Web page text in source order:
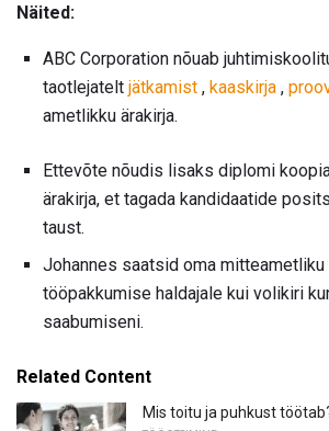
Näited:
ABC Corporation nõuab
taotlejatelt jätkamist , kaaskirja ,
ametlikku ärakirja.
Ettevõte nõudis lisaks diplomi
ärakirja, et tagada kandidaatide
taust.
Johannes saatsid oma mitteametliku
tööpakkumise haldajale kui volikiri
saabumiseni.
Related Content
Mis toitu ja puhkust